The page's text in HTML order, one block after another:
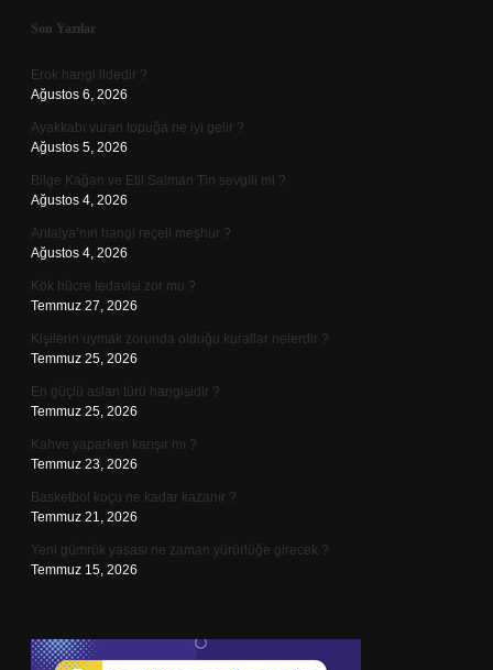
Sidebar
Son Yazılar
Erok hangi ildedir ?
Ağustos 6, 2026
Ayakkabı vuran topuğa ne iyi gelir ?
Ağustos 5, 2026
Bilge Kağan ve Etil Salman Tin sevgili mi ?
Ağustos 4, 2026
Antalya’nın hangi reçeli meşhur ?
Ağustos 4, 2026
Kök hücre tedavisi zor mu ?
Temmuz 27, 2026
Kişilerin uymak zorunda olduğu kurallar nelerdir ?
Temmuz 25, 2026
En güçlü aslan türü hangisidir ?
Temmuz 25, 2026
Kahve yaparken karışır mı ?
Temmuz 23, 2026
Basketbol koçu ne kadar kazanır ?
Temmuz 21, 2026
Yeni gümrük yasası ne zaman yürürlüğe girecek ?
Temmuz 15, 2026